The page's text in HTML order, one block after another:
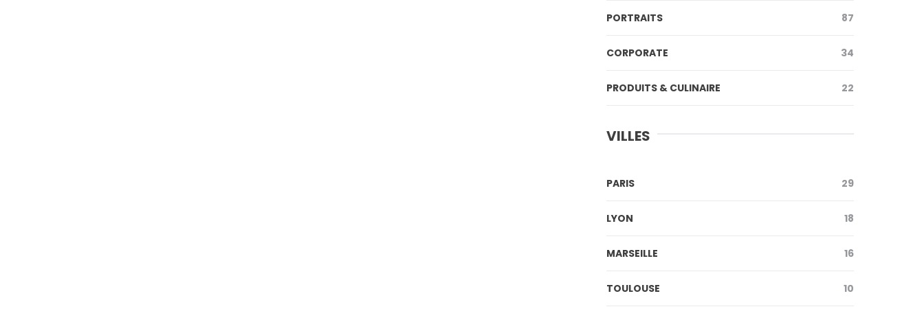
PORTRAITS 87
CORPORATE 34
PRODUITS & CULINAIRE 22
VILLES
PARIS 29
LYON 18
MARSEILLE 16
TOULOUSE 10